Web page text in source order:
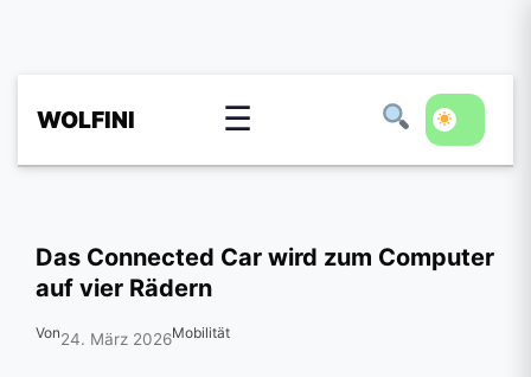
WOLFINI ☰
Das Connected Car wird zum Computer
auf vier Rädern
Von24. März 2026Mobilität